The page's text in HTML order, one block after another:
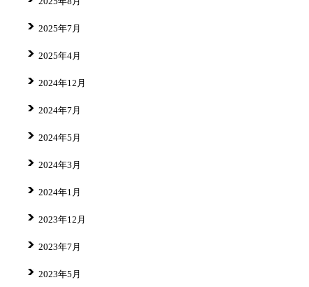
2025年7月
2025年4月
2024年12月
2024年7月
2024年5月
2024年3月
2024年1月
2023年12月
2023年7月
2023年5月